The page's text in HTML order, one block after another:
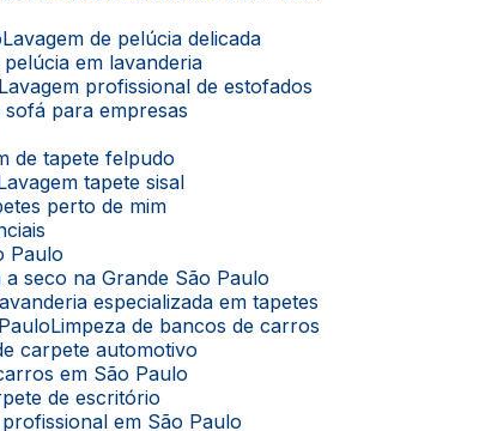
Lavagem de pelúcia delicada
pelúcia em lavanderia
Lavagem profissional de estofados
sofá para empresas
de tapete felpudo
Lavagem tapete sisal
perto de mim
Paulo
a seco na Grande São Paulo
Lavanderia especializada em tapetes
Limpeza de bancos de carros
carpete automotivo
em São Paulo
de escritório
profissional em São Paulo